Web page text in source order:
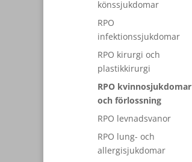
könssjukdomar
RPO
infektionssjukdomar
RPO kirurgi och
plastikkirurgi
RPO kvinnosjukdomar
och förlossning
RPO levnadsvanor
RPO lung- och
allergisjukdomar